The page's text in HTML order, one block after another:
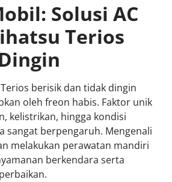
Solusi AC
Terios
berisik dan tidak dingin
oleh freon habis. Faktor unik
kelistrikan, hingga kondisi
sangat berpengaruh. Mengenali
melakukan perawatan mandiri
berkendara serta